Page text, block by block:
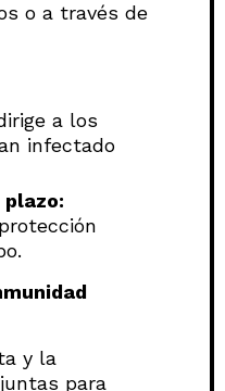
o a través de
a los
infectado
y la
para